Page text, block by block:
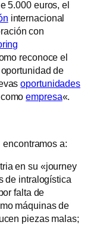
5.000 euros, el
internacional
con
reconoce el
de
oportunidades
empresa«.
a:
en su «journey
de intralogística
falta de
máquinas de
piezas malas;